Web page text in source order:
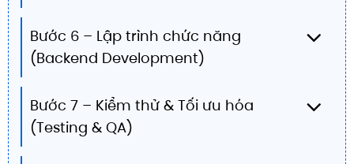
Bước 6 – Lập trình chức năng
(Backend Development)
Bước 7 – Kiểm thử & Tối ưu hóa
(Testing & QA)